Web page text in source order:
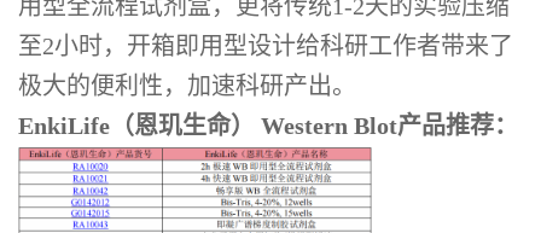
用型全流程试剂盒，更将传统1-2天的实验压缩
至2小时，开箱即用型设计给科研工作者带来了
极大的便利性，加速科研产出。
EnkiLife（恩玑生命） Western Blot产品推荐：